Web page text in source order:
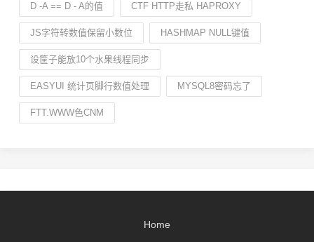
D -A == D - A的值 CTF HTTP走私 HAPROXY
JS字符转数值保留小数位 HASHMAP NULL键值
设筐子能放10个水果线程同步
EASYUI 统计页脚行数值处理 MYSQL8密码忘了
FTT.WWW色CNM
Home